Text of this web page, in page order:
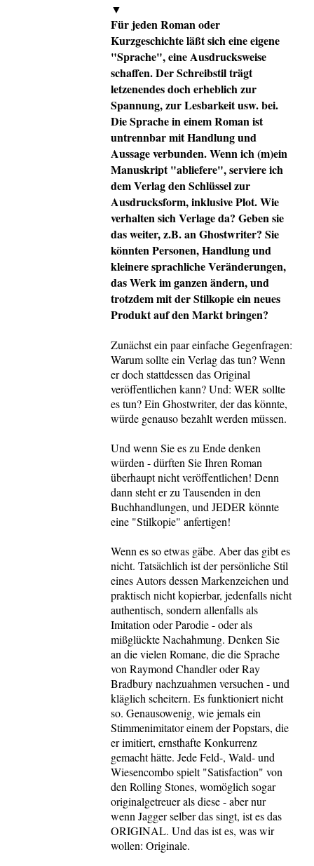
▼
Für jeden Roman oder
Kurzgeschichte läßt sich eine eigene
"Sprache", eine Ausdrucksweise
schaffen. Der Schreibstil trägt
letzenendes doch erheblich zur
Spannung, zur Lesbarkeit usw. bei.
Die Sprache in einem Roman ist
untrennbar mit Handlung und
Aussage verbunden. Wenn ich (m)ein
Manuskript "abliefere", serviere ich
dem Verlag den Schlüssel zur
Ausdrucksform, inklusive Plot. Wie
verhalten sich Verlage da? Geben sie
das weiter, z.B. an Ghostwriter? Sie
könnten Personen, Handlung und
kleinere sprachliche Veränderungen,
das Werk im ganzen ändern, und
trotzdem mit der Stilkopie ein neues
Produkt auf den Markt bringen?
Zunächst ein paar einfache Gegenfragen:
Warum sollte ein Verlag das tun? Wenn
er doch stattdessen das Original
veröffentlichen kann? Und: WER sollte
es tun? Ein Ghostwriter, der das könnte,
würde genauso bezahlt werden müssen.
Und wenn Sie es zu Ende denken
würden - dürften Sie Ihren Roman
überhaupt nicht veröffentlichen! Denn
dann steht er zu Tausenden in den
Buchhandlungen, und JEDER könnte
eine "Stilkopie" anfertigen!
Wenn es so etwas gäbe. Aber das gibt es
nicht. Tatsächlich ist der persönliche Stil
eines Autors dessen Markenzeichen und
praktisch nicht kopierbar, jedenfalls nicht
authentisch, sondern allenfalls als
Imitation oder Parodie - oder als
mißglückte Nachahmung. Denken Sie
an die vielen Romane, die die Sprache
von Raymond Chandler oder Ray
Bradbury nachzuahmen versuchen - und
kläglich scheitern. Es funktioniert nicht
so. Genausowenig, wie jemals ein
Stimmenimitator einem der Popstars, die
er imitiert, ernsthafte Konkurrenz
gemacht hätte. Jede Feld-, Wald- und
Wiesencombo spielt "Satisfaction" von
den Rolling Stones, womöglich sogar
originalgetreuer als diese - aber nur
wenn Jagger selber das singt, ist es das
ORIGINAL. Und das ist es, was wir
wollen: Originale.